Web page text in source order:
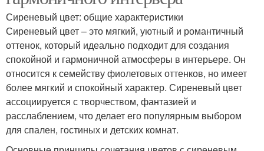
Сиреневый цвет: общие характеристики
Сиреневый цвет – это мягкий, уютный и романтичный
оттенок, который идеально подходит для создания
спокойной и гармоничной атмосферы в интерьере. Он
относится к семейству фиолетовых оттенков, но имеет
более мягкий и спокойный характер. Сиреневый цвет
ассоциируется с творчеством, фантазией и
расслаблением, что делает его популярным выбором
для спален, гостиных и детских комнат.